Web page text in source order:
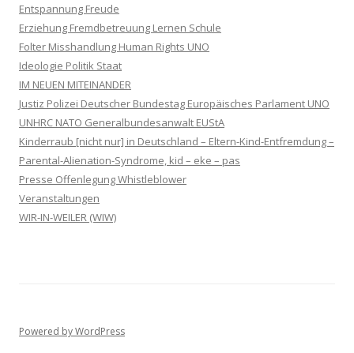
Entspannung Freude
Erziehung Fremdbetreuung Lernen Schule
Folter Misshandlung Human Rights UNO
Ideologie Politik Staat
IM NEUEN MITEINANDER
Justiz Polizei Deutscher Bundestag Europäisches Parlament UNO
UNHRC NATO Generalbundesanwalt EUStA
Kinderraub [nicht nur] in Deutschland – Eltern-Kind-Entfremdung –
Parental-Alienation-Syndrome, kid – eke – pas
Presse Offenlegung Whistleblower
Veranstaltungen
WIR-IN-WEILER (WIW)
Powered by WordPress